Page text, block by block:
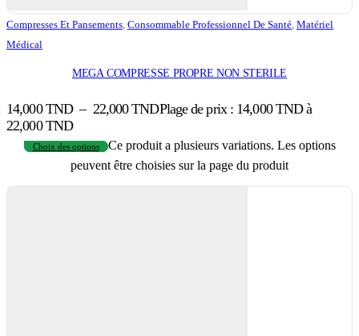
Compresses Et Pansements Consommable Professionnel De Santé Matériel
Médical
MEGA COMPRESSE PROPRE NON STERILE
14,000TND – 22,000TNDPlage de prix : 14,000 TND à
22,000 TND
Choix des options
Ce produit a plusieurs variations. Les options
peuvent être choisies sur la page du produit